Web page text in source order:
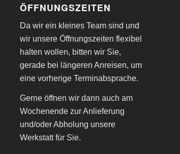
ÖFFNUNGSZEITEN
Da wir ein kleines Team sind und
wir unsere Öffnungszeiten flexibel
halten wollen, bitten wir Sie,
gerade bei längeren Anreisen, um
eine vorherige Terminabsprache.
Gerne öffnen wir dann auch am
Wochenende zur Anlieferung
und/oder Abholung unsere
Werkstatt für Sie.